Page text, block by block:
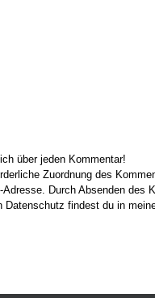
über jeden Kommentar!
Zuordnung des
Adresse. Durch Absenden des
Datenschutz findest du in